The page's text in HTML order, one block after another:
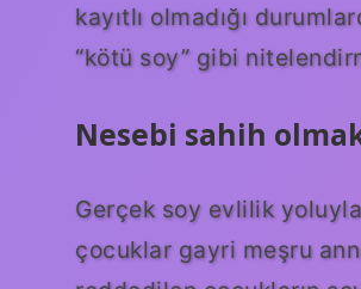
kayıtlı olmadığı
“kötü soy” gibi
Nesebi sahih
Gerçek soy evlilik
çocuklar gayri meşru